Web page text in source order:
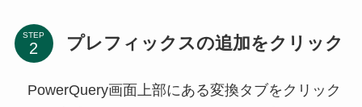
STEP プレフィックスの追加をクリック
PowerQuery画面上部にある変換タブをクリック